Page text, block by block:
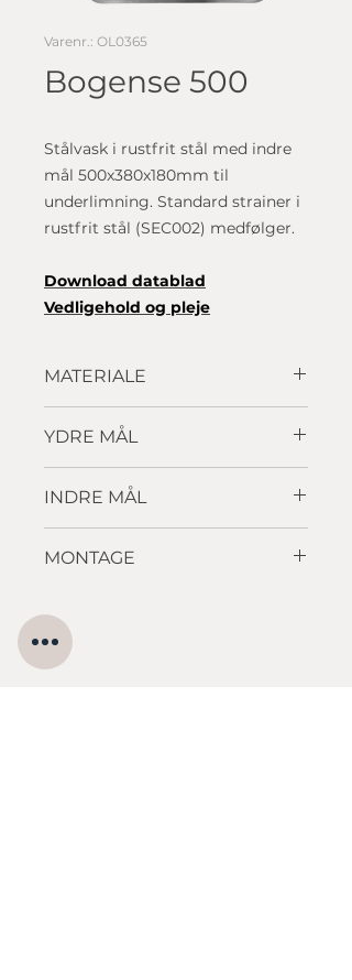
Varenr.: OL0365
Bogense 500
Stålvask i rustfrit stål med indre
mål 500x380x180mm til
underlimning. Standard strainer i
rustfrit stål (SEC002) medfølger.
Download datablad
Vedligehold og pleje
MATERIALE
YDRE MÅL
INDRE MÅL
MONTAGE